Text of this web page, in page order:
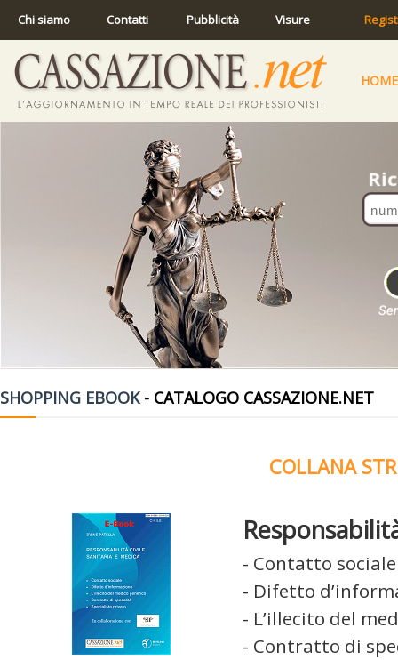
Chi siamo Contatti Pubblicità Visure
HOME
SHOPPING EBOOK- CATALOGO CASSAZIONE.NET
COLLANA
- Contatto sociale
- Difetto
- L’illecito del
- Contratto di